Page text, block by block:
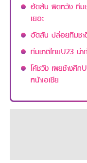
ฮัดสัน ผิดหวัง ทีมช
เยอะ
ฮัดสัน ปล่อยทีมชา
ทีมชาติไทยU23 นำ
โค้ชวัง เผยช้างศึก
หน้าเอเชีย